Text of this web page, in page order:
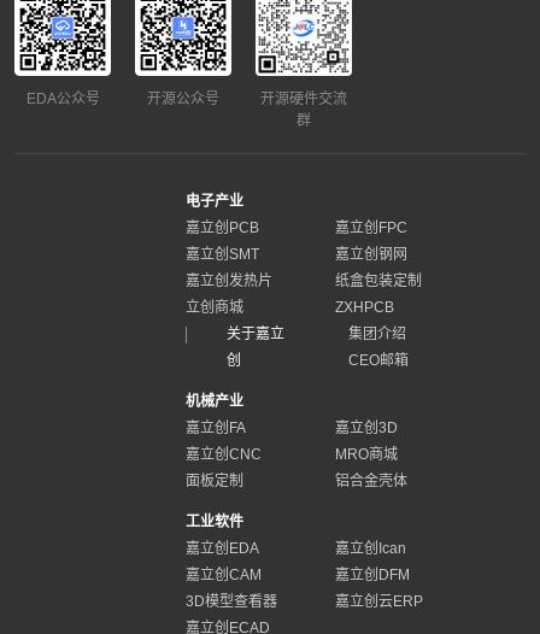
EDA公众号 开源公众号
开源硬件交流
群
电子产业
嘉立创PCB
嘉立创FPC
嘉立创SMT
嘉立创钢网
嘉立创发热片
纸盒包装定制
立创商城
ZXHPCB
关于嘉立
创
集团介绍
CEO邮箱
机械产业
嘉立创FA
嘉立创3D
嘉立创CNC
MRO商城
面板定制
铝合金壳体
工业软件
嘉立创EDA
嘉立创Ican
嘉立创CAM
嘉立创DFM
3D模型查看器
嘉立创云ERP
嘉立创ECAD